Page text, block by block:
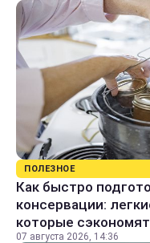
ПОЛЕЗНОЕ
Как быстро
консервации:
которые
07 августа 2026, 14:36